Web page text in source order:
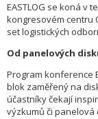
EASTLOG se koná v
kongresovém centru
set logistických
Od panelových
Program konference
blok zaměřený na
účastníky čekají
výzkumů či panelová